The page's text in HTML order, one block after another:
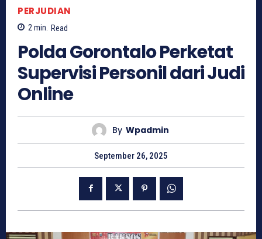
PERJUDIAN
2min. Read
Polda Gorontalo Perketat
Supervisi Personil dari Judi
Online
By Wpadmin
September 26, 2025